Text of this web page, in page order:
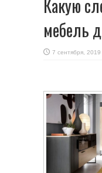
Какую
мебель
7 сентября, 2019